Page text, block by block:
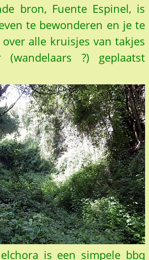
bron, Fuente Espinel, is
te bewonderen en je te
alle kruisjes van takjes
?) geplaatst
is een simpele bbq